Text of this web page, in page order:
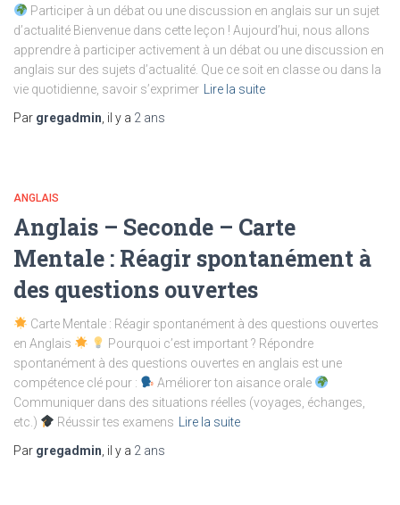
Participer à un débat ou une discussion en anglais sur un sujet
d’actualité Bienvenue dans cette leçon ! Aujourd’hui, nous allons
apprendre à participer activement à un débat ou une discussion en
anglais sur des sujets d’actualité. Que ce soit en classe ou dans la
vie quotidienne, savoir s’exprimer
Lire la suite
Par gregadmin , il y a 2 ans
ANGLAIS
Anglais – Seconde – Carte
Mentale : Réagir spontanément à
des questions ouvertes
Carte Mentale : Réagir spontanément à des questions ouvertes
en Anglais
Pourquoi c’est important ? Répondre
spontanément à des questions ouvertes en anglais est une
compétence clé pour :
Améliorer ton aisance orale
Communiquer dans des situations réelles (voyages, échanges,
etc.)
Réussir tes examens
Lire la suite
Par gregadmin , il y a 2 ans